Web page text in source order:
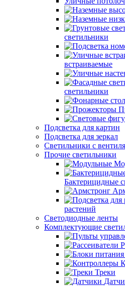
светильники
встраиваемые
светильники
Подсветка для картин
Подсветка для зеркал
Светильники с
Прочие светильники
Бактерицидные
растений
Светодиодные ленты
Комплектующие
Треки